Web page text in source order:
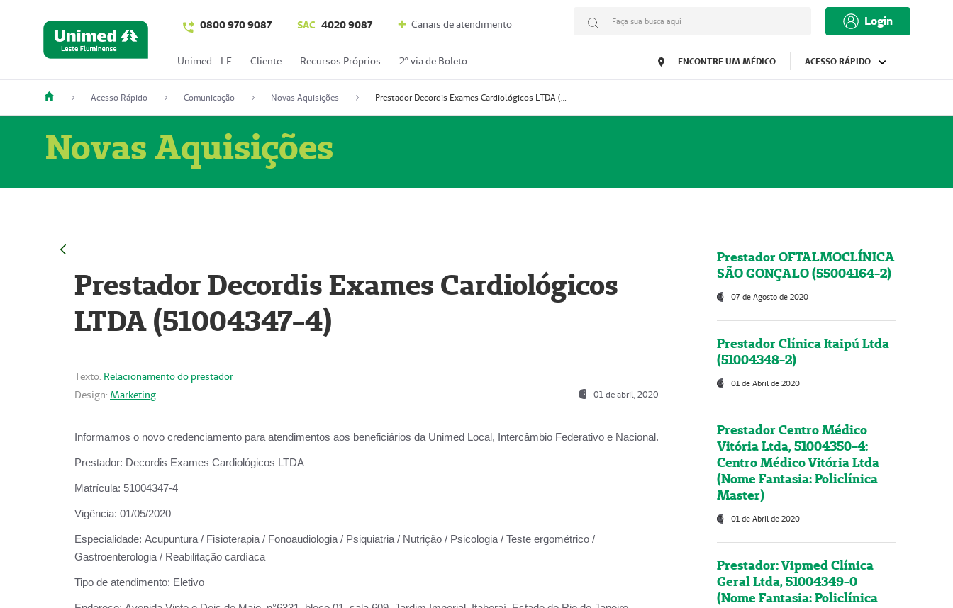
0800 970 9087 SAC 4020 9087 Canais de atendimento Faça sua busca aqui Login
Unimed - LF Cliente Recursos Próprios 2º via de Boleto ENCONTRE UM MÉDICO ACESSO RÁPIDO
Acesso Rápido Comunicação Novas Aquisições Prestador Decordis Exames Cardiológicos LTDA (51004347-4)
Novas Aquisições
Prestador Decordis Exames Cardiológicos
LTDA (51004347-4)
Texto: Relacionamento do prestador
Design: Marketing 01 de abril, 2020
Informamos o novo credenciamento para atendimentos aos beneficiários da Unimed Local, Intercâmbio Federativo e Nacional.
Prestador: Decordis Exames Cardiológicos LTDA
Matrícula: 51004347-4
Vigência: 01/05/2020
Especialidade: Acupuntura / Fisioterapia / Fonoaudiologia / Psiquiatria / Nutrição / Psicologia / Teste ergométrico /
Gastroenterologia / Reabilitação cardíaca
Tipo de atendimento: Eletivo
Prestador OFTALMOCLÍNICA
SÃO GONÇALO (55004164-2)
07 de Agosto de 2020
Prestador Clínica Itaipú Ltda
(51004348-2)
01 de Abril de 2020
Prestador Centro Médico
Vitória Ltda, 51004350-4:
Centro Médico Vitória Ltda
(Nome Fantasia: Policlínica
Master)
01 de Abril de 2020
Prestador: Vipmed Clínica
Geral Ltda, 51004349-0
(Nome Fantasia: Policlínica